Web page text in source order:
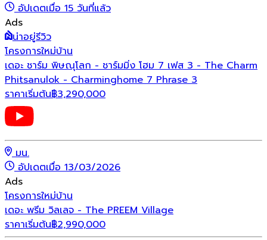
อัปเดตเมื่อ 15 วันที่แล้ว
Ads
น่าอยู่รีวิว
โครงการใหม่บ้าน
เดอะ ชาร์ม พิษณุโลก - ชาร์มมิ่ง โฮม 7 เฟส 3 - The Charm
Phitsanulok - Charminghome 7 Phrase 3
ราคาเริ่มต้น฿3,290,000
มน.
อัปเดตเมื่อ 13/03/2026
Ads
โครงการใหม่บ้าน
เดอะ พรีม วิลเลจ - The PREEM Village
ราคาเริ่มต้น฿2,990,000